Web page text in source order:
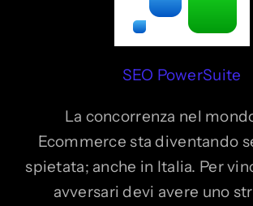
SEO PowerSuite
La concorrenza nel
Ecommerce sta diventando
spietata; anche in Italia. Per
avversari devi avere uno